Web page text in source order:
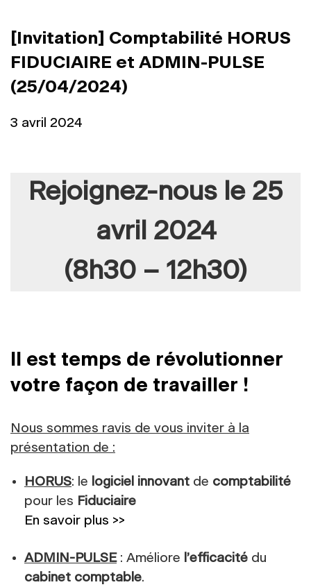
[Invitation] Comptabilité HORUS
FIDUCIAIRE et ADMIN-PULSE
(25/04/2024)
3 avril 2024
Rejoignez-nous le 25
avril 2024
(8h30 – 12h30)
Il est temps de révolutionner
votre façon de travailler !
Nous sommes ravis de vous inviter à la
présentation de :
HORUS: le logiciel innovant de comptabilité
pour les Fiduciaire
En savoir plus >>
ADMIN-PULSE : Améliore l’efficacité du
cabinet comptable.